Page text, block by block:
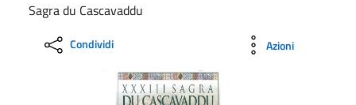
Sagra du Cascavaddu
Condividi Azioni